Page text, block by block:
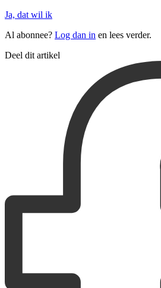
Ja, dat wil ik
Al abonnee? Log dan in en lees verder.
Deel dit artikel